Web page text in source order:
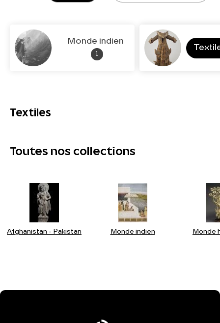
Monde indien
Textiles
Toutes nos collections
Afghanistan - Pakistan Monde indien Monde